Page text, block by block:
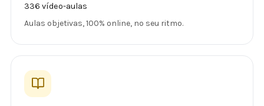
336 vídeo-aulas
Aulas objetivas, 100% online, no seu ritmo.